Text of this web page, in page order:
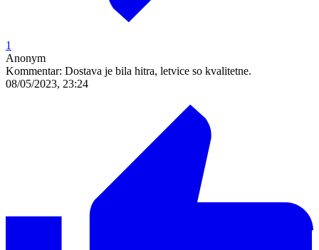
1
Anonym
Kommentar: Dostava je bila hitra, letvice so kvalitetne.
08/05/2023, 23:24